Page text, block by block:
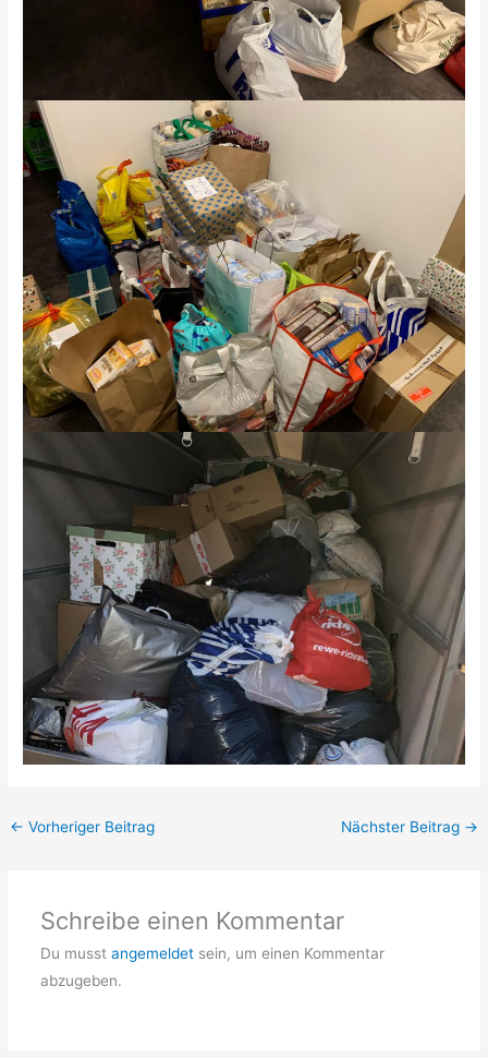
← Vorheriger Beitrag Nächster Beitrag →
Schreibe einen Kommentar
Du musst angemeldetsein, um einen Kommentar
abzugeben.